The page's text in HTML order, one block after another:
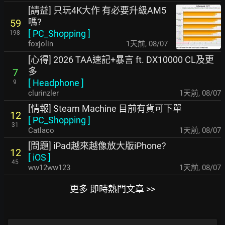
59
198
[請益] 只玩4K大作 有必要升級AM5
嗎?
[ PC_Shopping ]
foxjolin 1天前, 08/07
7
9
[心得] 2026 TAA速記+暴言 ft. DX10000 CL及更
多
[ Headphone ]
clurinzler 1天前, 08/07
12
31
[情報] Steam Machine 目前有貨可下單
[ PC_Shopping ]
Catlaco 1天前, 08/07
12
45
[問題] iPad越來越像放大版iPhone?
[ iOS ]
ww12ww123 1天前, 08/07
更多 即時熱門文章 >>